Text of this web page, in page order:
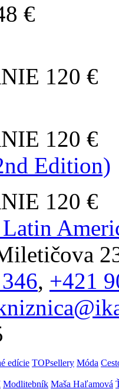
€
120 €
120 €
Edition)
120 €
, +421
edície TOPsellery Móda
Modlitebník Maša Haľamová